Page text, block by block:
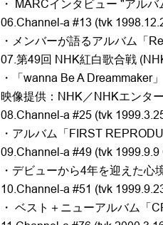
・ MARCインタビュー "アル
06.Channel-a #13 (tvk
・メンバーが語るアルバム「
07.第49回 NHK紅白歌合戦
・「wanna Be A Dreammaker」
映像提供：NHK／NHKエンタ
08.Channel-a #25 (tvk
・アルバム「FIRST
09.Channel-a #49 (tvk 1999.9.9
・デビューから4年を迎えた心
10.Channel-a #51 (tvk
・ ベスト＋ニューアルバム「